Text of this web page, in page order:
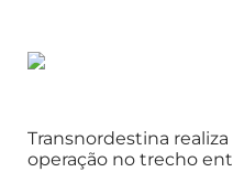
Transnordestina
operação no trecho